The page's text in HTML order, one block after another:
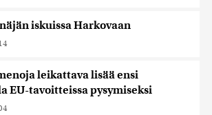
iskuissa Harkovaan
leikattava lisää ensi
EU-tavoitteissa pysymiseksi